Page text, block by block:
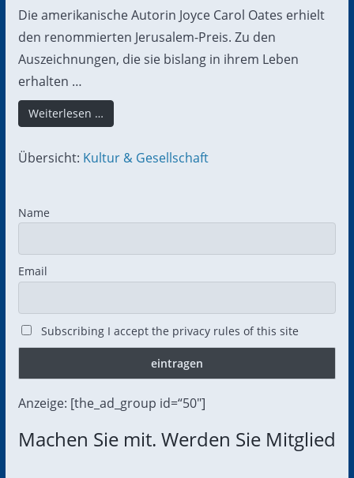
Die amerikanische Autorin Joyce Carol Oates erhielt
den renommierten Jerusalem-Preis. Zu den
Auszeichnungen, die sie bislang in ihrem Leben
erhalten …
Weiterlesen …
Übersicht: Kultur & Gesellschaft
Name
Email
Subscribing I accept the privacy rules of this site
Anzeige: [the_ad_group id=“50″]
Machen Sie mit. Werden Sie Mitglied